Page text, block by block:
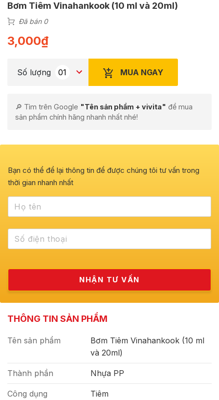
Bơm Tiêm Vinahankook (10 ml và 20ml)
Đã bán 0
3,000₫
Số lượng MUA NGAY
🔎 Tìm trên Google "Tên sản phẩm + vivita" để mua
sản phẩm chính hãng nhanh nhất nhé!
Bạn có thể để lại thông tin để được chúng tôi tư vấn trong
thời gian nhanh nhất
THÔNG TIN SẢN PHẨM
Tên sản phẩm
Bơm Tiêm Vinahankook (10 ml
và 20ml)
Thành phần Nhựa PP
Công dụng Tiêm